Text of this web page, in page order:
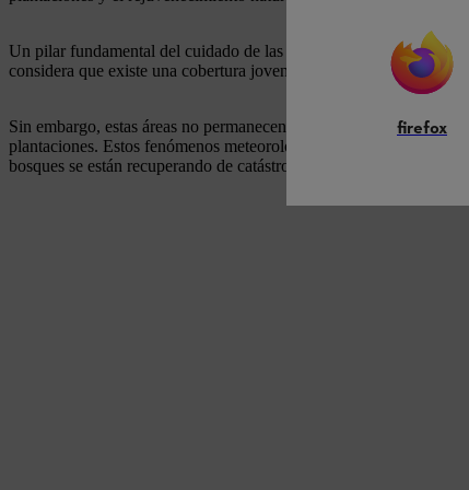
Un pilar fundamental del cuidado de las arboledas jóvenes y de
considera que existe una cobertura joven cuando las arboledas
Sin embargo, estas áreas no permanecen intactas. En los últimos
plantaciones. Estos fenómenos meteorológicos extremos
bosques se están recuperando de catástrofes pasadas.
firefox